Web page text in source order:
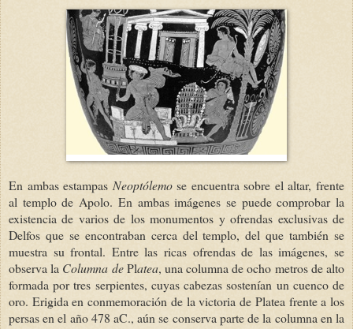
En ambas estampas Neoptólemose encuentra sobre el altar, frente
al templo de Apolo. En ambas imágenes se puede comprobar la
existencia de varios de los monumentos y ofrendas exclusivas de
Delfos que se encontraban cerca del templo, del que también se
muestra su frontal. Entre las ricas ofrendas de las imágenes, se
observa la Columna dePlatea, una columna de ocho metros de alto
formada por tres serpientes, cuyas cabezas sostenían un cuenco de
oro. Erigida en conmemoración de la victoria de Platea frente a los
persas en el año 478 aC., aún se conserva parte de la columna en la